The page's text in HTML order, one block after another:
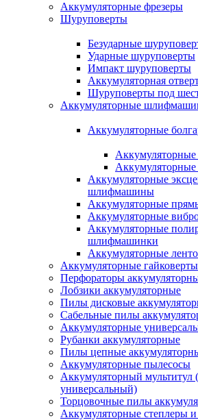
Аккумуляторные фрезеры
Шуруповерты
Безударные
Ударные шуруповерты
Импакт шуруповерты
Аккумуляторная
Шуруповерты под
Аккумуляторные
Аккумуляторные
Аккумуляторные
шлифмашины
Аккумуляторные
Аккумуляторные
Аккумуляторные
шлифмашинки
Аккумуляторные
Аккумуляторные гайковерты
Перфораторы
Лобзики аккумуляторные
Пилы дисковые
Сабельные пилы
Аккумуляторные
Рубанки аккумуляторные
Пилы цепные
Аккумуляторные пылесосы
Аккумуляторный мультитул
универсальный)
Торцовочные пилы
Аккумуляторные степлеры и